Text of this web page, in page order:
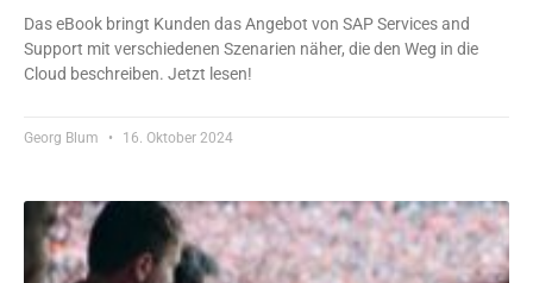
Das eBook bringt Kunden das Angebot von SAP Services and
Support mit verschiedenen Szenarien näher, die den Weg in die
Cloud beschreiben. Jetzt lesen!
Georg Blum 16. Oktober 2024